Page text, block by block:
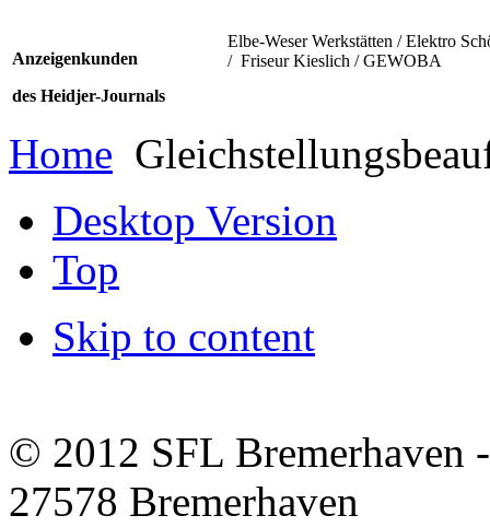
Anzeigenkunden
des Heidjer-Journals
Elbe-Weser Werkstätten / Elektro
/ Friseur Kieslich / GEWOBA
Home
Desktop Version
Top
Skip to content
© 2012 SFL Bremerhaven
27578 Bremerhaven